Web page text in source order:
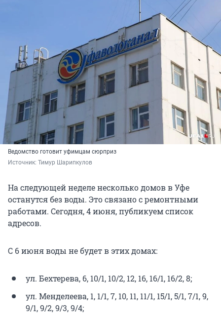
Ведомство готовит уфимцам сюрприз
Источник: Тимур Шарипкулов
На следующей неделе несколько домов в Уфе
останутся без воды. Это связано с ремонтными
работами. Сегодня, 4 июня, публикуем список
адресов.
С 6 июня воды не будет в этих домах:
ул. Бехтерева, 6, 10/1, 10/2, 12, 16, 16/1, 16/2, 8;
ул. Менделеева, 1, 1/1, 7, 10, 11, 11/1, 15/1, 5/1, 7/1, 9,
9/1, 9/2, 9/3, 9/4;